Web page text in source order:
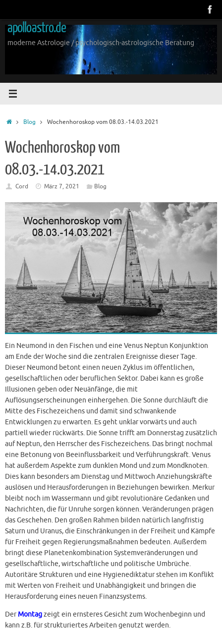
springen
apolloastro.de
moderne Astrologie / psychologisch-astrologische Beratung
StartBlog Wochenhoroskop vom 08.03.-14.03.2021
Wochenhoroskop vom
08.03.-14.03.2021
Cord März 7, 2021 Blog
Ein Neumond in den Fischen und eine Venus Neptun Konjunktion
am Ende der Woche sind die zentralen Ereignisse dieser Tage.
Dieser Neumond betont einen neuen Zyklus im öffentlichen,
gesellschaftlichen oder beruflichen Sektor. Dabei kann es große
Illusionen geben oder Neuänfänge, die mit
Auflösungserscheinungen einhergehen. Die Sonne durchläuft die
Mitte des Fischezeichens und damit sind schwankende
Entwicklungen zu erwarten. Es geht unklar vorwärts und auch
partiell wieder rückwärts. Die Sonne trifft am Donnerstag zusätzlich
auf Neptun, den Herrscher des Fischezeichens. Das bringt nochmal
eine Betonung von Beeinflussbarkeit und Verführungskraft. Venus
hat außerdem Aspekte zum dunklen Mond und zum Mondknoten.
Dies kann besonders am Dienstag und Mittwoch Anziehungskräfte
auslösen und Herausforderungen in Beziehungen bewirken. Merkur
bleibt noch im Wassermann und gibt revolutionäre Gedanken und
Nachrichten, die für Unruhe sorgen können. Veränderungen prägen
das Geschehen. Den großen Rahmen bilden natürlich langfristig
Saturn und Uranus, die Einschränkungen in der Freiheit und Kämpfe
für Freiheit gegen Regierungsmaßnahmen bedeuten. Außerdem
bringt diese Planetenkombination Systemveränderungen und
gesellschaftliche, wirtschaftliche und politische Umbrüche.
Autoritäre Strukturen und eine Hygienediktatur stehen im Konflikt
mit Werten von Freiheit und Unabhängigkeit und bringen die
Herausforderung eines neuen Finanzsystems.
DerMontagzeigt ein ernsteres Gesicht zum Wochenbeginn und
kann z.B. für strukturiertes Arbeiten genutzt werden.